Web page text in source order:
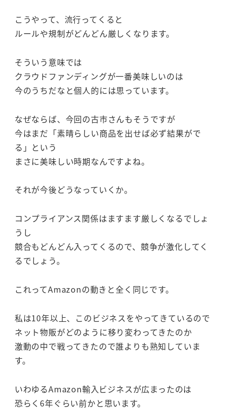
こうやって、流行ってくると
ルールや規制がどんどん厳しくなります。
そういう意味では
クラウドファンディングが一番美味しいのは
今のうちだなと個人的には思っています。
なぜならば、今回の古市さんもそうですが
今はまだ「素晴らしい商品を出せば必ず結果がで
る」という
まさに美味しい時期なんですよね。
それが今後どうなっていくか。
コンプライアンス関係はますます厳しくなるでしょ
うし
競合もどんどん入ってくるので、競争が激化してく
るでしょう。
これってAmazonの動きと全く同じです。
私は10年以上、このビジネスをやってきているので
ネット物販がどのように移り変わってきたのか
激動の中で戦ってきたので誰よりも熟知していま
す。
いわゆるAmazon輸入ビジネスが広まったのは
恐らく6年ぐらい前かと思います。